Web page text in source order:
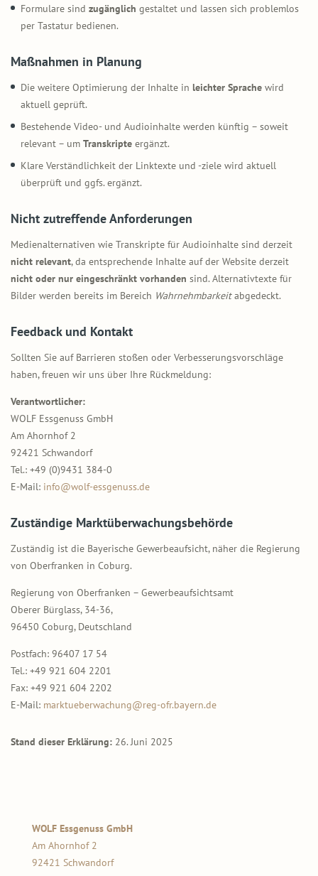
Formulare sind zugänglich gestaltet und lassen sich problemlos
per Tastatur bedienen.
Maßnahmen in Planung
Die weitere Optimierung der Inhalte in leichter Sprache wird
aktuell geprüft.
Bestehende Video- und Audioinhalte werden künftig – soweit
relevant – um Transkripte ergänzt.
Klare Verständlichkeit der Linktexte und -ziele wird aktuell
überprüft und ggfs. ergänzt.
Nicht zutreffende Anforderungen
Medienalternativen wie Transkripte für Audioinhalte sind derzeit
nicht relevant, da entsprechende Inhalte auf der Website derzeit
nicht oder nur eingeschränkt vorhanden sind. Alternativtexte für
Bilder werden bereits im Bereich Wahrnehmbarkeitabgedeckt.
Feedback und Kontakt
Sollten Sie auf Barrieren stoßen oder Verbesserungsvorschläge
haben, freuen wir uns über Ihre Rückmeldung:
Verantwortlicher:
WOLF Essgenuss GmbH
Am Ahornhof 2
92421 Schwandorf
Tel.: +49 (0)9431 384-0
E-Mail: info@wolf-essgenuss.de
Zuständige Marktüberwachungsbehörde
Zuständig ist die Bayerische Gewerbeaufsicht, näher die Regierung
von Oberfranken in Coburg.
Regierung von Oberfranken – Gewerbeaufsichtsamt
Oberer Bürglass, 34-36,
96450 Coburg, Deutschland
Postfach: 96407 17 54
Tel.: +49 921 604 2201
Fax: +49 921 604 2202
E-Mail: marktueberwachung@reg-ofr.bayern.de
Stand dieser Erklärung: 26. Juni 2025
WOLF Essgenuss GmbH
Am Ahornhof 2
92421 Schwandorf